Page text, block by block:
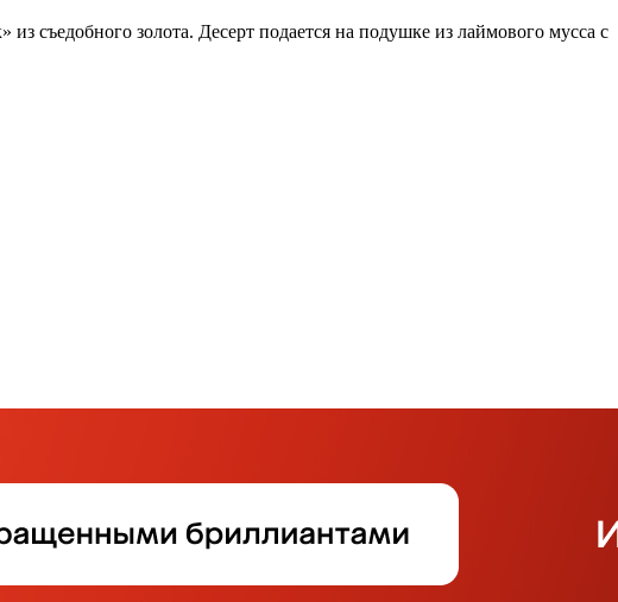
съедобного золота. Десерт подается на подушке из лаймового мусса с